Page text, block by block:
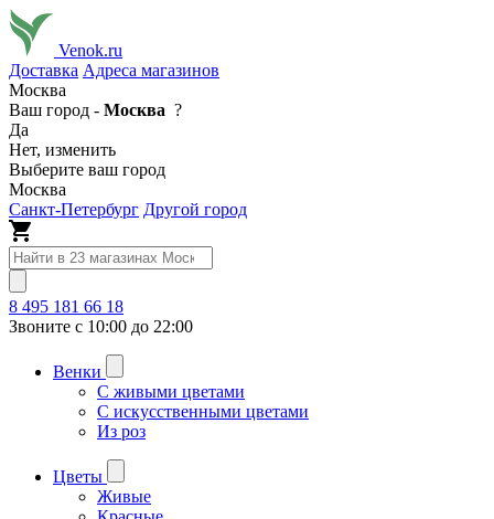
Venok.ru
Доставка Адреса магазинов
Москва
Ваш город - Москва ?
Да
Нет, изменить
Выберите ваш город
Москва
Санкт-Петербург Другой город
8 495 181 66 18
Звоните с 10:00 до 22:00
Венки
С живыми цветами
С искусственными цветами
Из роз
Цветы
Живые